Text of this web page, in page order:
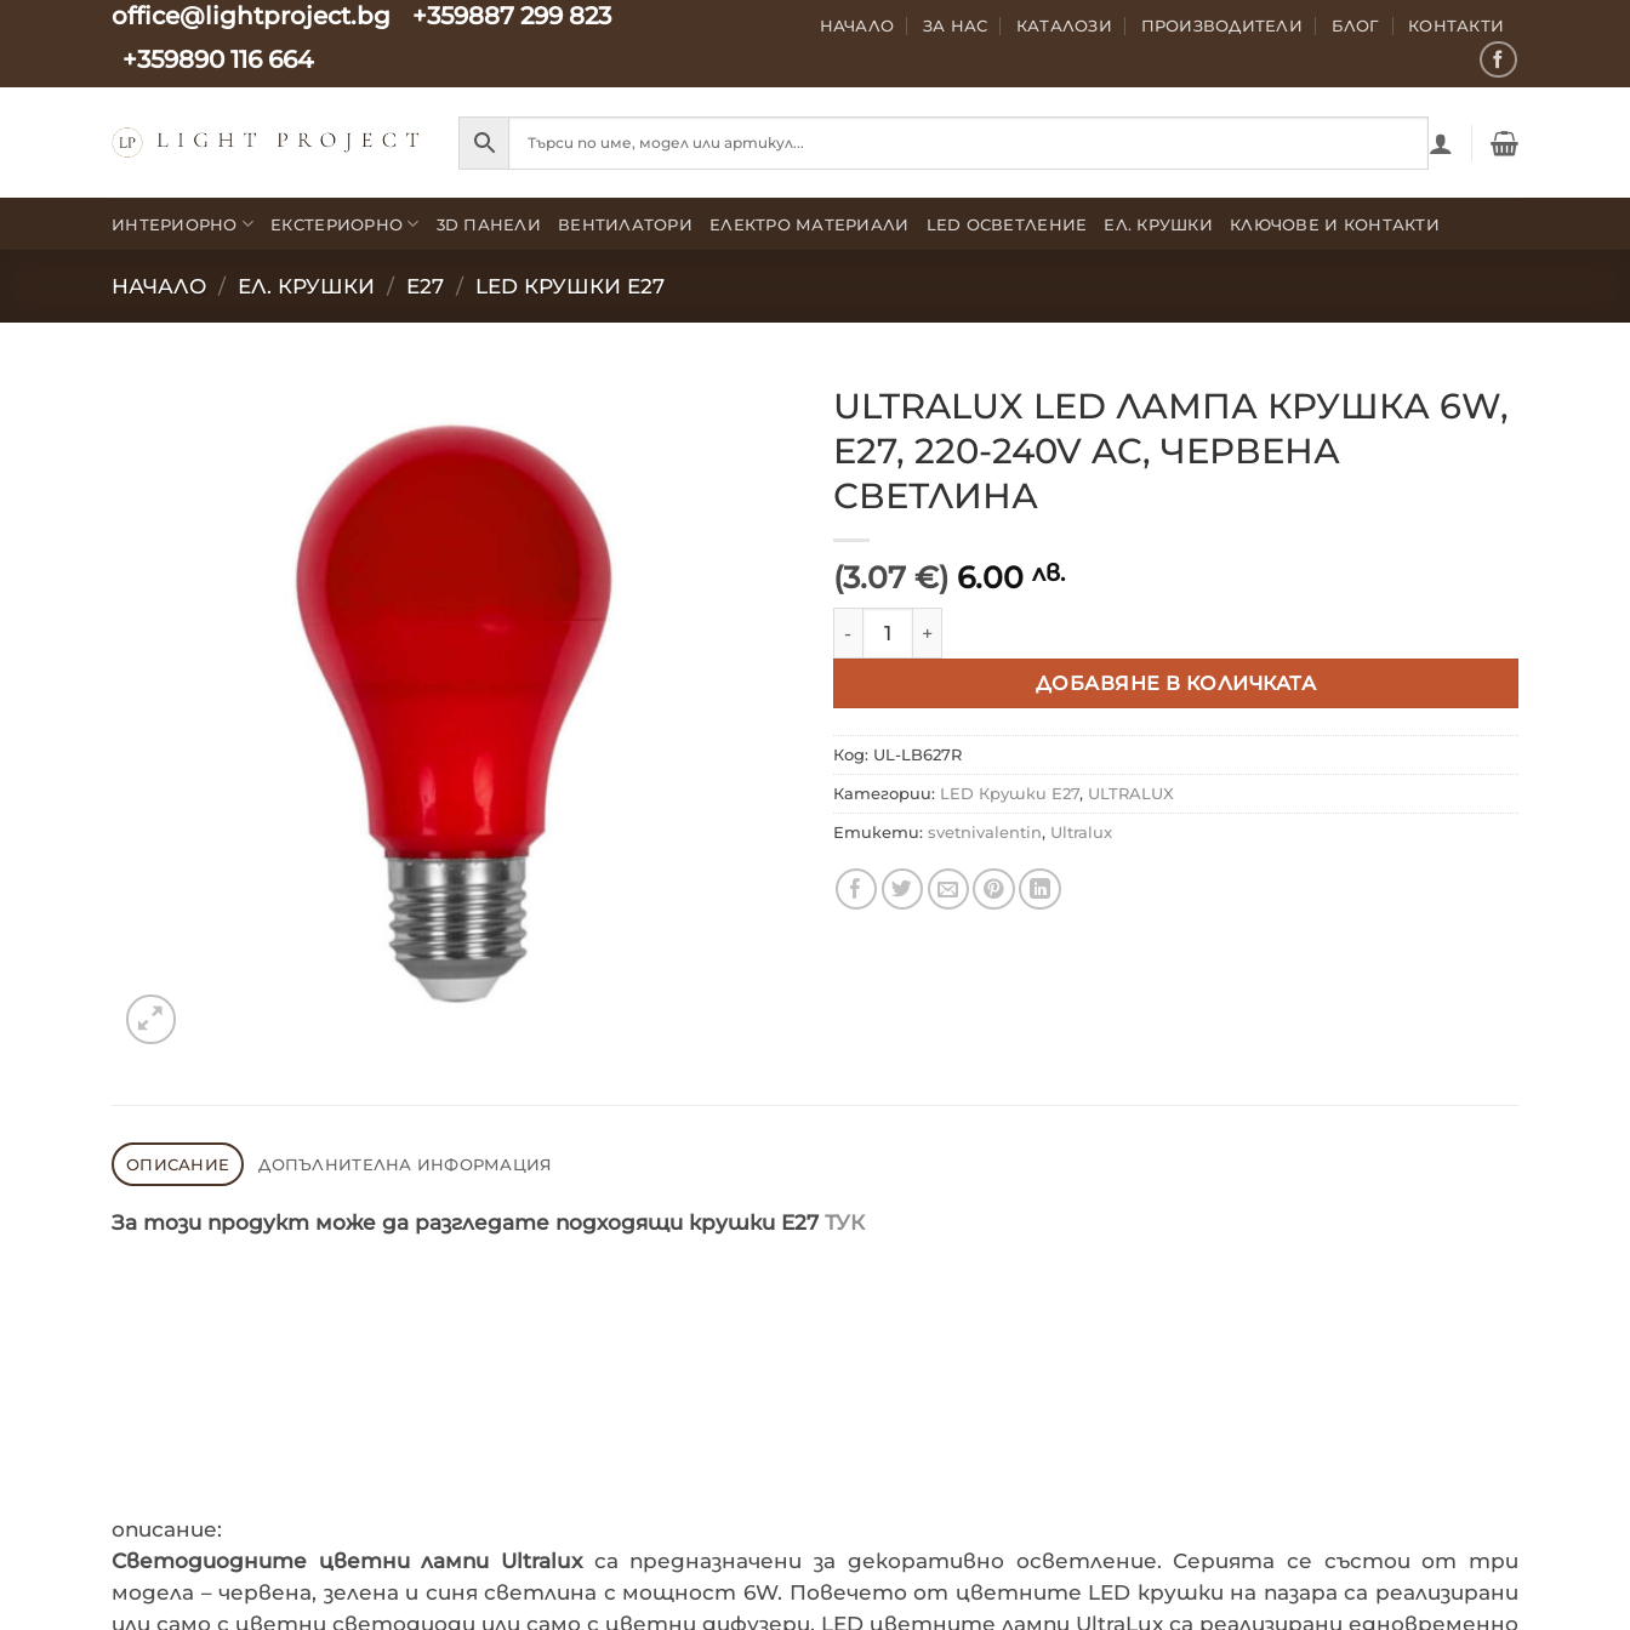
office@lightproject.bg
+359887 299 823
+359890 116 664
НАЧАЛО ЗА НАС КАТАЛОЗИ ПРОИЗВОДИТЕЛИ БЛОГ КОНТАКТИ
ИНТЕРИОРНО ЕКСТЕРИОРНО 3D ПАНЕЛИ ВЕНТИЛАТОРИ ЕЛЕКТРО МАТЕРИАЛИ LED ОСВЕТЛЕНИЕ ЕЛ. КРУШКИ КЛЮЧОВЕ И КОНТАКТИ
НАЧАЛО / ЕЛ. КРУШКИ / E27 / LED КРУШКИ E27
ULTRALUX LED ЛАМПА КРУШКА 6W,
E27, 220-240V AC, ЧЕРВЕНА
СВЕТЛИНА
(3.07 €) 6.00 лв.
количество за ULTRALUX LED ЛАМПА КРУШКА 6W, E27, 220-240V AC, ЧЕРВЕНА
ДОБАВЯНЕ В КОЛИЧКАТА
Код: UL-LB627R
Категории: LED Крушки E27, ULTRALUX
Етикети: svetnivalentin, Ultralux
ОПИСАНИЕ ДОПЪЛНИТЕЛНА ИНФОРМАЦИЯ
За този продукт може да разгледате подходящи крушки E27 ТУК
описание:
Светодиодните цветни лампи Ultraluxса предназначени за декоративно осветление. Серията се състои от три
модела – червена, зелена и синя светлина с мощност 6W. Повечето от цветните LED крушки на пазара са реализирани
или само с цветни светодиоди или само с цветни дифузери. LED цветните лампи UltraLux са реализирани едновременно